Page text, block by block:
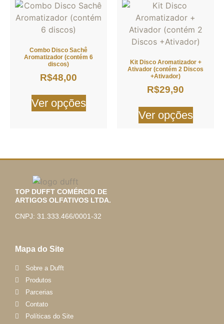
Combo Disco Sachê
Aromatizador (contém 6
discos)
R$48,00
Ver opções
Kit Disco Aromatizador +
Ativador (contém 2 Discos
+Ativador)
R$29,90
Ver opções
TOP DUFFT COMÉRCIO DE
ARTIGOS OLFATIVOS LTDA.
CNPJ: 31.333.466/0001-32
Mapa do Site
Sobre a Dufft
Produtos
Parcerias
Contato
Políticas do Site